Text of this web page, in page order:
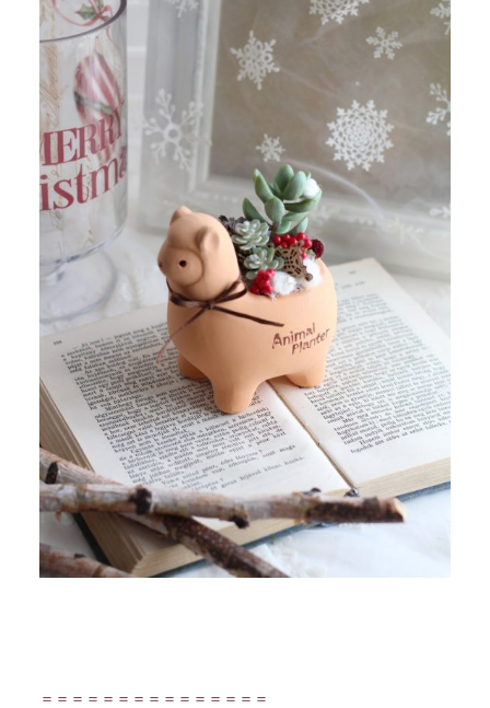
＝＝＝＝＝＝＝＝＝＝＝＝＝＝＝